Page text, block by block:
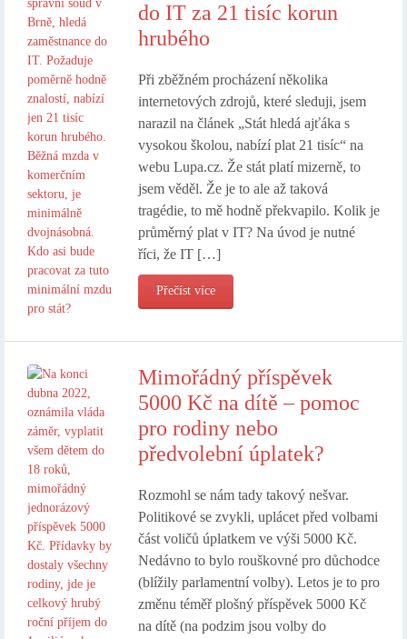
do IT za 21 tisíc korun
hrubého
Při zběžném procházení několika
internetových zdrojů, které sleduji, jsem
narazil na článek „Stát hledá ajťáka s
vysokou školou, nabízí plat 21 tisíc“ na
webu Lupa.cz. Že stát platí mizerně, to
jsem věděl. Že je to ale až taková
tragédie, to mě hodně překvapilo. Kolik je
průměrný plat v IT? Na úvod je nutné
říci, že IT […]
Přečíst více
Mimořádný příspěvek
5000 Kč na dítě – pomoc
pro rodiny nebo
předvolební úplatek?
Rozmohl se nám tady takový nešvar.
Politikové se zvykli, uplácet před volbami
část voličů úplatkem ve výši 5000 Kč.
Nedávno to bylo rouškovné pro důchodce
(blížily parlamentní volby). Letos je to pro
změnu téměř plošný příspěvek 5000 Kč
na dítě (na podzim jsou volby do